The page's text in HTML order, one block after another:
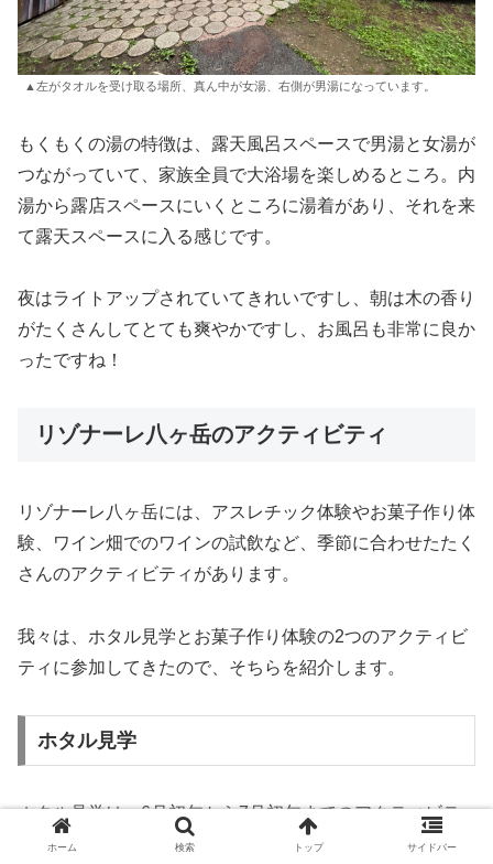
▲左がタオルを受け取る場所、真ん中が女湯、右側が男湯になっています。
もくもくの湯の特徴は、露天風呂スペースで男湯と女湯が
つながっていて、家族全員で大浴場を楽しめるところ。内
湯から露店スペースにいくところに湯着があり、それを来
て露天スペースに入る感じです。
夜はライトアップされていてきれいですし、朝は木の香り
がたくさんしてとても爽やかですし、お風呂も非常に良か
ったですね！
リゾナーレ八ヶ岳のアクティビティ
リゾナーレ八ヶ岳には、アスレチック体験やお菓子作り体
験、ワイン畑でのワインの試飲など、季節に合わせたたく
さんのアクティビティがあります。
我々は、ホタル見学とお菓子作り体験の2つのアクティビ
ティに参加してきたので、そちらを紹介します。
ホタル見学
ホタル見学は、6月初旬から7月初旬までのアクティビテ
ィ。7月になるともうホタルは少なくなってしまうらしい
ホーム 検索 トップ サイドバー